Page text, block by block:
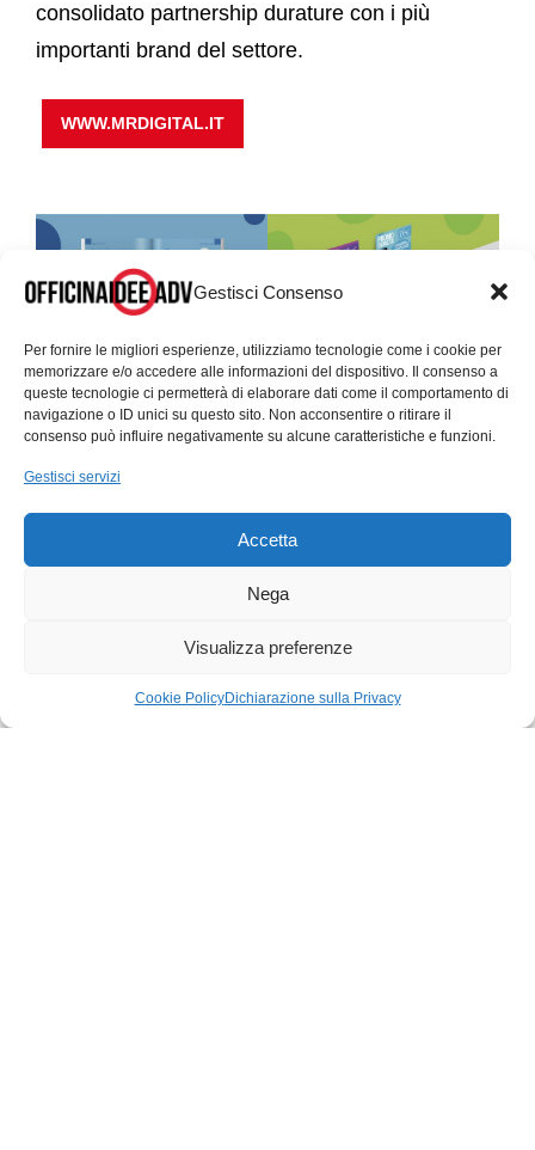
Gestisci Consenso
Per fornire le migliori esperienze, utilizziamo tecnologie come i cookie per
memorizzare e/o accedere alle informazioni del dispositivo. Il consenso a
queste tecnologie ci permetterà di elaborare dati come il comportamento di
navigazione o ID unici su questo sito. Non acconsentire o ritirare il
consenso può influire negativamente su alcune caratteristiche e funzioni.
Gestisci servizi
Accetta
Nega
Visualizza preferenze
Cookie PolicyDichiarazione sulla Privacy
consolidato partnership durature con i più
importanti brand del settore.
WWW.MRDIGITAL.IT